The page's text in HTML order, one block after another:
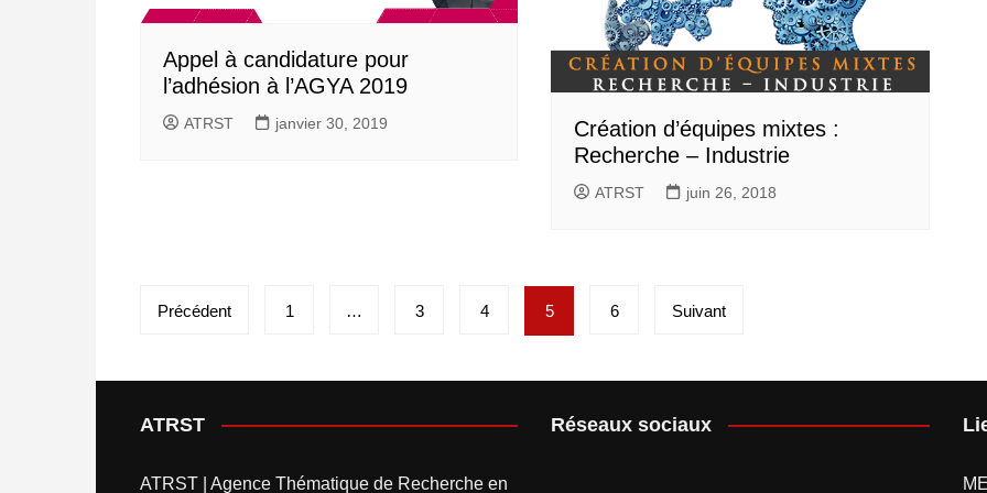
Appel à candidature pour
l’adhésion à l’AGYA 2019
ATRST janvier 30, 2019
Création d’équipes mixtes :
Recherche – Industrie
ATRST juin 26, 2018
Pagination
publications
Précédent 1 … 3 4 5 6 Suivant
ATRST
ATRST | Agence Thématique de Recherche en
Réseaux sociaux